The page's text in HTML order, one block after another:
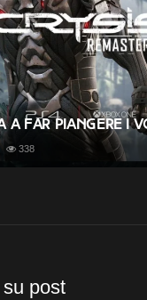
a far piangere i
338
post